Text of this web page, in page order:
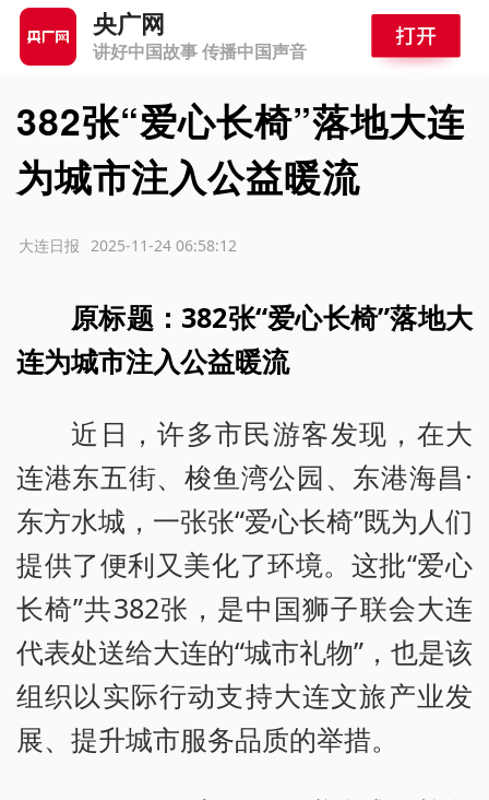
央广网
讲好中国故事 传播中国声音
382张“爱心长椅”落地大连
为城市注入公益暖流
2025-11-24 06:58:12
大连日报
原标题：382张“爱心长椅”落地大
连为城市注入公益暖流
近日，许多市民游客发现，在大
连港东五街、梭鱼湾公园、东港海昌·
东方水城，一张张“爱心长椅”既为人们
提供了便利又美化了环境。这批“爱心
长椅”共382张，是中国狮子联会大连
代表处送给大连的“城市礼物”，也是该
组织以实际行动支持大连文旅产业发
展、提升城市服务品质的举措。